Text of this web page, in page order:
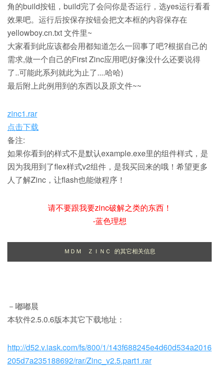
角的build按钮，build完了会问你是否运行，选yes运行看看
效果吧。运行后按保存按钮会把文本框的内容保存在
yellowboy.cn.txt 文件里~
大家看到此应该都会用都知道怎么一回事了吧?根据自己的
需求,做一个自己的First Zinc应用吧(好像没什么还要说得
了..可能此系列就此为止了....哈哈)
最后附上此例用到的东西以及原文件~~
zinc1.rar
点击下载
备注:
如果你看到的样式不是默认example.exe里的组件样式，是
因为我用到了flex样式v2组件，是我买回来的哦！希望更多
人了解Zinc，让flash也能做程序！
请不要跟我要zinc破解之类的东西！
-蓝色理想
ＭＤＭ　ＺＩＮＣ 的其它相关信息
－嘟嘟晨
本软件2.5.0.6版本其它下载地址：
http://d52.v.iask.com/fs/800/1/143f688245e4d60d534a2016
205d7a235188692/rar/Zinc_v2.5.part1.rar